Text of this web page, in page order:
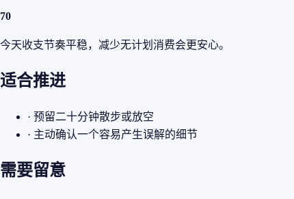
70
今天收支节奏平稳，减少无计划消费会更安心。
适合推进
· 预留二十分钟散步或放空
· 主动确认一个容易产生误解的细节
需要留意